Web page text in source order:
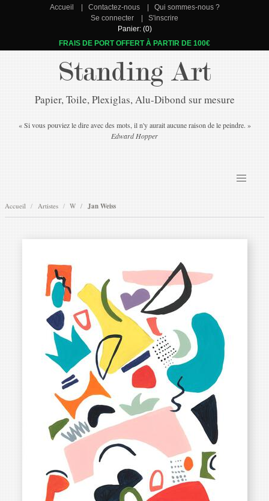
Accueil Contactez-nous
Qui sommes-nous ?
Se connecter
S'inscrire
Panier: (0)
FRAIS DE PORT OFFERT À PARTIR DE 100€
Standing Art
Papier, Toile, Plexiglas, Alu-Dibond sur mesure
« Si vous pouviez le dire avec des mots, il n'y aurait aucune raison de le peindre. »
Edward Hopper
Accueil Artistes W Jan Weiss